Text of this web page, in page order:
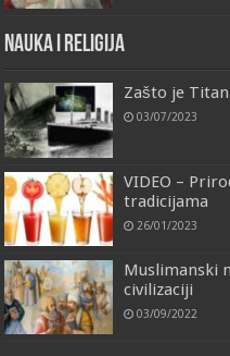
Nauka i religija
Zašto je
03/07/2023
VIDEO –
tradicijama
26/01/2023
Muslimanski
civilizaciji
03/09/2022